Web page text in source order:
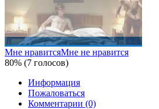
Мне нравитсяМне не нравится
80% (7 голосов)
Информация
Пожаловаться
Комментарии (0)